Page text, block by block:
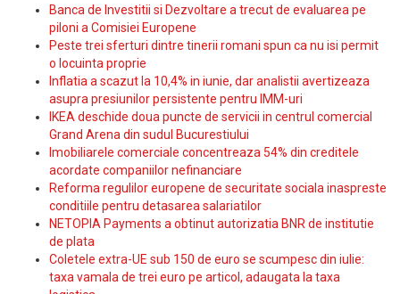
Banca de Investitii si Dezvoltare a trecut de evaluarea pe
piloni a Comisiei Europene
Peste trei sferturi dintre tinerii romani spun ca nu isi permit
o locuinta proprie
Inflatia a scazut la 10,4% in iunie, dar analistii avertizeaza
asupra presiunilor persistente pentru IMM-uri
IKEA deschide doua puncte de servicii in centrul comercial
Grand Arena din sudul Bucurestiului
Imobiliarele comerciale concentreaza 54% din creditele
acordate companiilor nefinanciare
Reforma regulilor europene de securitate sociala inaspreste
conditiile pentru detasarea salariatilor
NETOPIA Payments a obtinut autorizatia BNR de institutie
de plata
Coletele extra-UE sub 150 de euro se scumpesc din iulie:
taxa vamala de trei euro pe articol, adaugata la taxa